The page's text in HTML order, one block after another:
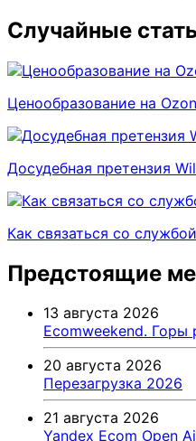
Случайные
Ценообразование на
Досудебная претензия
Как связаться со
Предстоящие
13 августа 2026
Ecomweekend. Горы
20 августа 2026
Перезагрузка 2026
21 августа 2026
Yandex Ecom Open